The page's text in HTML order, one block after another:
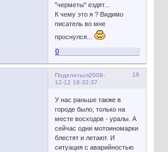
"черметы" ездят...
К чему это я ? Видимо
писатель во мне
проснулся...
0
Поделиться 16
2008-
12-12 18:32:37
У нас раньше также в
городе было, только на
месте восходов - уралы. А
сейчас одни мотоиномарки
блестят и летают. И
ситуация с аварийностью